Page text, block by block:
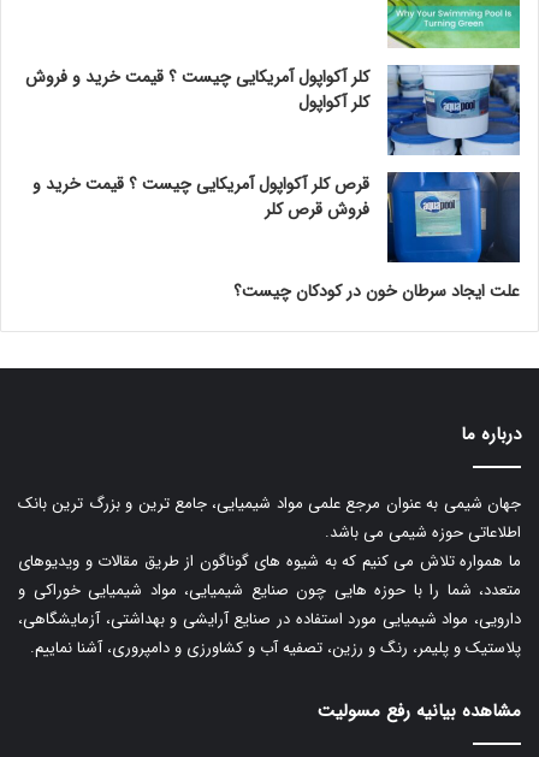
کلر آکواپول آمریکایی چیست ؟ قیمت خرید و فروش
کلر آکواپول
قرص کلر آکواپول آمریکایی چیست ؟ قیمت خرید و
فروش قرص کلر
علت ایجاد سرطان خون در کودکان چیست؟
درباره ما
جهان شیمی به عنوان مرجع علمی مواد شیمیایی، جامع ترین و بزرگ ترین بانک
اطلاعاتی حوزه شیمی می باشد.
ما همواره تلاش می کنیم که به شیوه های گوناگون از طریق مقالات و ویدیوهای
متعدد، شما را با حوزه هایی چون صنایع شیمیایی، مواد شیمیایی خوراکی و
دارویی، مواد شیمیایی مورد استفاده در صنایع آرایشی و بهداشتی، آزمایشگاهی،
پلاستیک و پلیمر، رنگ و رزین، تصفیه آب و کشاورزی و دامپروری، آشنا نماییم.
مشاهده بیانیه رفع مسولیت